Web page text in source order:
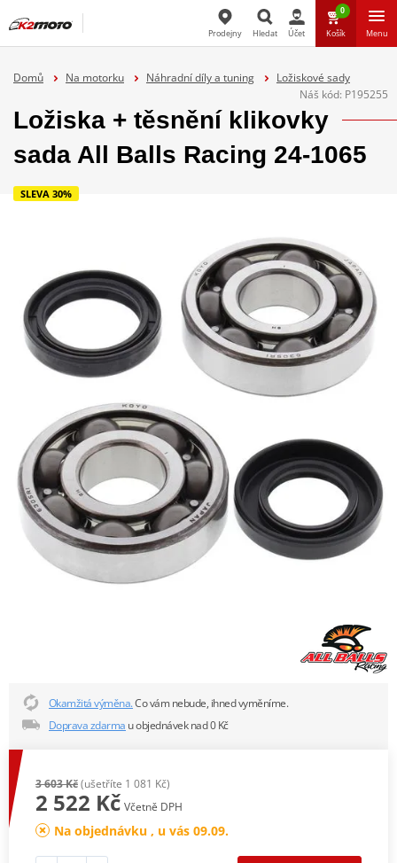
Hledat
Prodejny Hledat Účet
0
Košík Menu
Domů Na motorku Náhradní díly a tuning
Ložiskové sady
Náš kód: P195255
Ložiska + těsnění klikovky
sada All Balls Racing 24-1065
SLEVA 30%
Okamžitá výměna.Co vám nebude, ihned vyměníme.
Doprava zdarma u objednávek nad 0 Kč
3 603 Kč(ušetříte 1 081 Kč)
2 522 Kč Včetně DPH
Na objednávku , u vás 09.09.